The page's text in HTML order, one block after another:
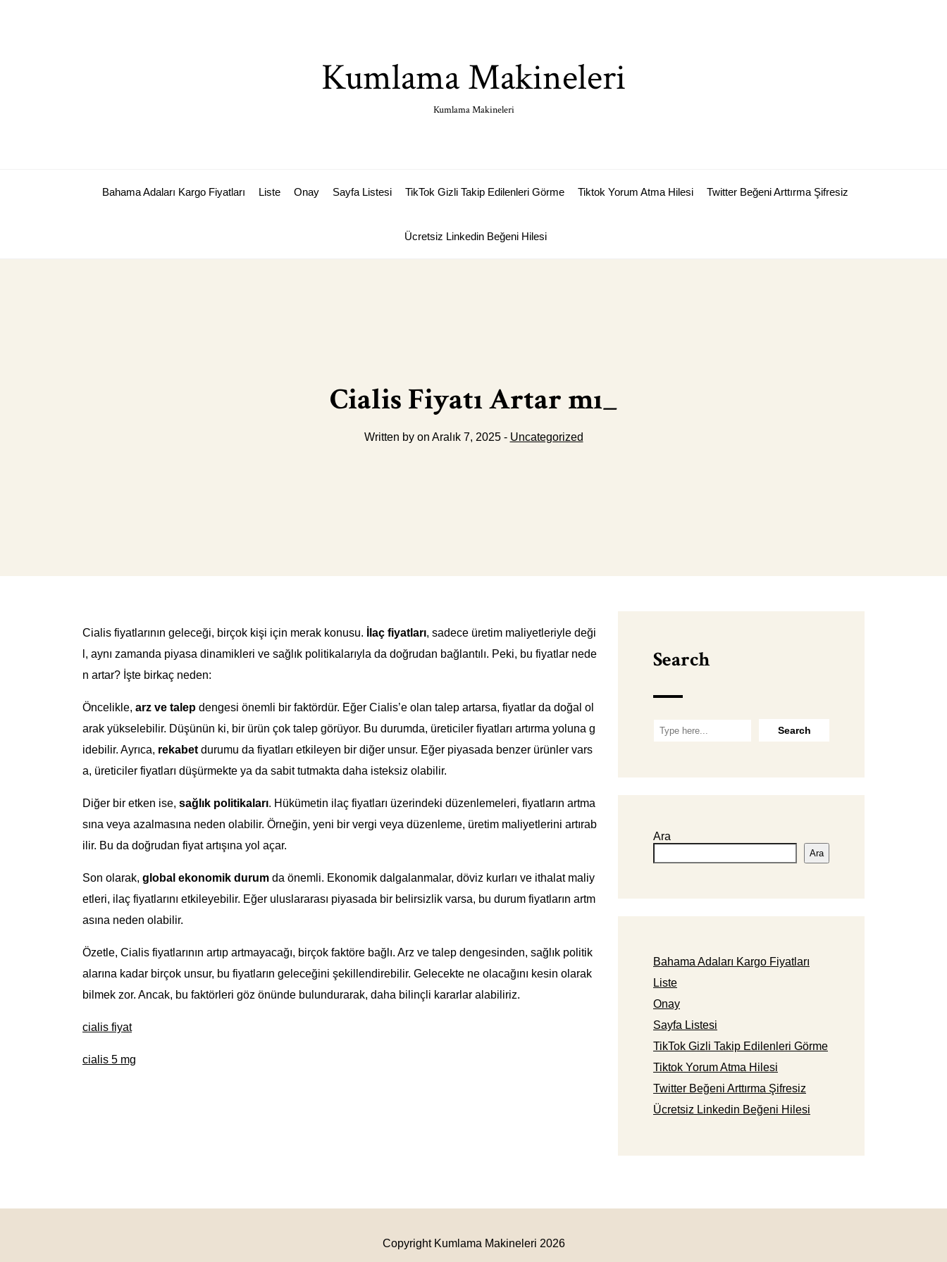
Kumlama Makineleri
Kumlama Makineleri
Bahama Adaları Kargo Fiyatları Liste Onay Sayfa Listesi TikTok Gizli Takip Edilenleri Görme Tiktok Yorum Atma Hilesi Twitter Beğeni Arttırma Şifresiz
Ücretsiz Linkedin Beğeni Hilesi
Cialis Fiyatı Artar mı_
Written by on Aralık 7, 2025 - Uncategorized
Cialis fiyatlarının geleceği, birçok kişi için merak konusu. İlaç fiyatları, sadece üretim maliyetleriyle deği
l, aynı zamanda piyasa dinamikleri ve sağlık politikalarıyla da doğrudan bağlantılı. Peki, bu fiyatlar nede
n artar? İşte birkaç neden:
Öncelikle, arz ve talep dengesi önemli bir faktördür. Eğer Cialis’e olan talep artarsa, fiyatlar da doğal ol
arak yükselebilir. Düşünün ki, bir ürün çok talep görüyor. Bu durumda, üreticiler fiyatları artırma yoluna g
idebilir. Ayrıca, rekabet durumu da fiyatları etkileyen bir diğer unsur. Eğer piyasada benzer ürünler vars
a, üreticiler fiyatları düşürmekte ya da sabit tutmakta daha isteksiz olabilir.
Diğer bir etken ise, sağlık politikaları. Hükümetin ilaç fiyatları üzerindeki düzenlemeleri, fiyatların artma
sına veya azalmasına neden olabilir. Örneğin, yeni bir vergi veya düzenleme, üretim maliyetlerini artırab
ilir. Bu da doğrudan fiyat artışına yol açar.
Son olarak, global ekonomik durum da önemli. Ekonomik dalgalanmalar, döviz kurları ve ithalat maliy
etleri, ilaç fiyatlarını etkileyebilir. Eğer uluslararası piyasada bir belirsizlik varsa, bu durum fiyatların artm
asına neden olabilir.
Özetle, Cialis fiyatlarının artıp artmayacağı, birçok faktöre bağlı. Arz ve talep dengesinden, sağlık politik
alarına kadar birçok unsur, bu fiyatların geleceğini şekillendirebilir. Gelecekte ne olacağını kesin olarak
bilmek zor. Ancak, bu faktörleri göz önünde bulundurarak, daha bilinçli kararlar alabiliriz.
cialis fiyat
cialis 5 mg
Search
Ara
Ara
Bahama Adaları Kargo Fiyatları
Liste
Onay
Sayfa Listesi
TikTok Gizli Takip Edilenleri Görme
Tiktok Yorum Atma Hilesi
Twitter Beğeni Arttırma Şifresiz
Ücretsiz Linkedin Beğeni Hilesi
Copyright Kumlama Makineleri 2026